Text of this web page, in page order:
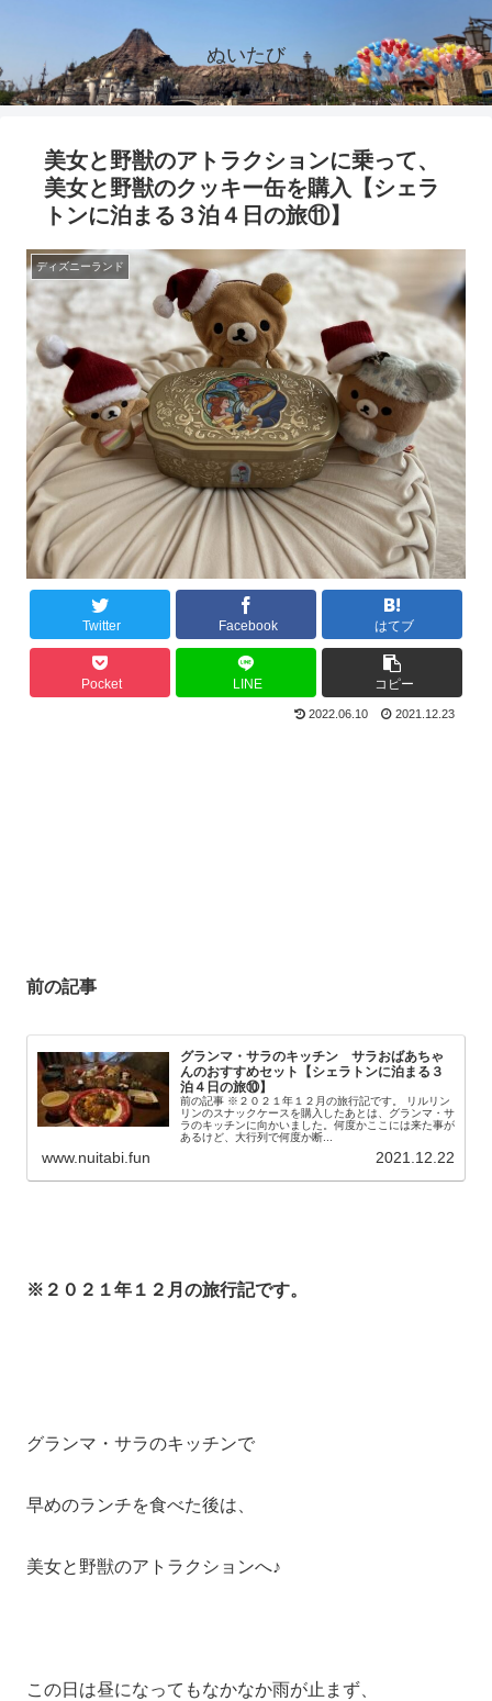
ぬいたび
美女と野獣のアトラクションに乗って、
美女と野獣のクッキー缶を購入【シェラ
トンに泊まる３泊４日の旅⑪】
ディズニーランド
Twitter Facebook はてブ
Pocket LINE コピー
2022.06.10 2021.12.23
前の記事
グランマ・サラのキッチン サラおばあちゃ
んのおすすめセット【シェラトンに泊まる３
泊４日の旅⑩】
前の記事 ※２０２１年１２月の旅行記です。 リルリン
リンのスナックケースを購入したあとは、グランマ・サ
ラのキッチンに向かいました。何度かここには来た事が
あるけど、大行列で何度か断...
www.nuitabi.fun 2021.12.22
※２０２１年１２月の旅行記です。
グランマ・サラのキッチンで
早めのランチを食べた後は、
美女と野獣のアトラクションへ♪
この日は昼になってもなかなか雨が止まず、